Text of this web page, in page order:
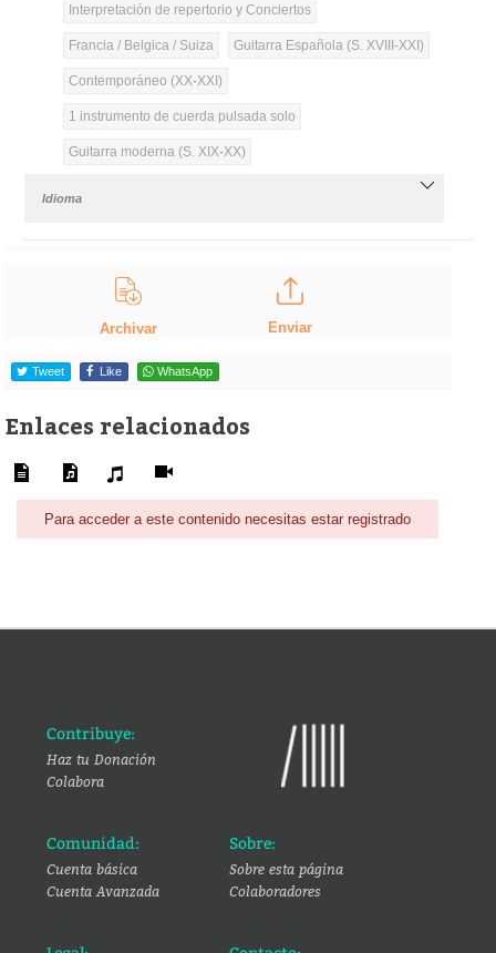
Interpretación de repertorio y Conciertos
Francia / Belgica / Suiza Guitarra Española (S. XVIII-XXI)
Contemporáneo (XX-XXI)
1 instrumento de cuerda pulsada solo
Guitarra moderna (S. XIX-XX)
Idioma
Archivar Enviar
Tweet Like WhatsApp
Enlaces relacionados
Para acceder a este contenido necesitas estar registrado
Contribuye:
Haz tu Donación
Colabora
Comunidad:
Cuenta básica
Cuenta Avanzada
Sobre:
Sobre esta página
Colaboradores